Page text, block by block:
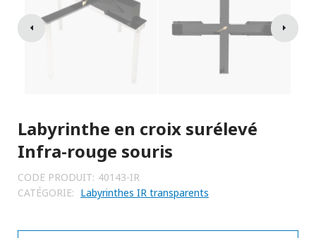
Labyrinthe en croix surélevé
Infra-rouge souris
CODE PRODUIT: 40143-IR
CATÉGORIE: Labyrinthes IR transparents